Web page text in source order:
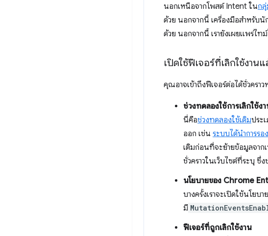
นอกเหนือจากโพสต์ Intent ในก
ด้วย นอกจากนี้ เครื่องมือสำหรับ
ด้วย นอกจากนี้ เรายังเผยแพร่ไท
เปิดใช้ฟีเจอร์ที่เลิกใช้งาน
คุณอาจเข้าถึงฟีเจอร์ต่อได้ชั่วครา
ช่วงทดลองใช้การเลิกใช้ง
นี่คือช่วงทดลองใช้เดิมประ
ออก เช่น ระบบได้นำการร
เติมก่อนที่จะย้ายข้อมูลจาก
ชั่วคราวในเว็บไซต์ที่ระบุ ซึ่
นโยบายของ Chrome
บางครั้งเราจะเปิดใช้นโยบ
มี
ฟีเจอร์ที่ถูกเลิกใช้งาน